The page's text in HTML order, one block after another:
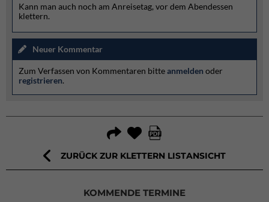
Kann man auch noch am Anreisetag, vor dem Abendessen
klettern.
Neuer Kommentar
Zum Verfassen von Kommentaren bitteanmelden oder
registrieren.
ZURÜCK ZUR KLETTERN LISTANSICHT
KOMMENDE TERMINE